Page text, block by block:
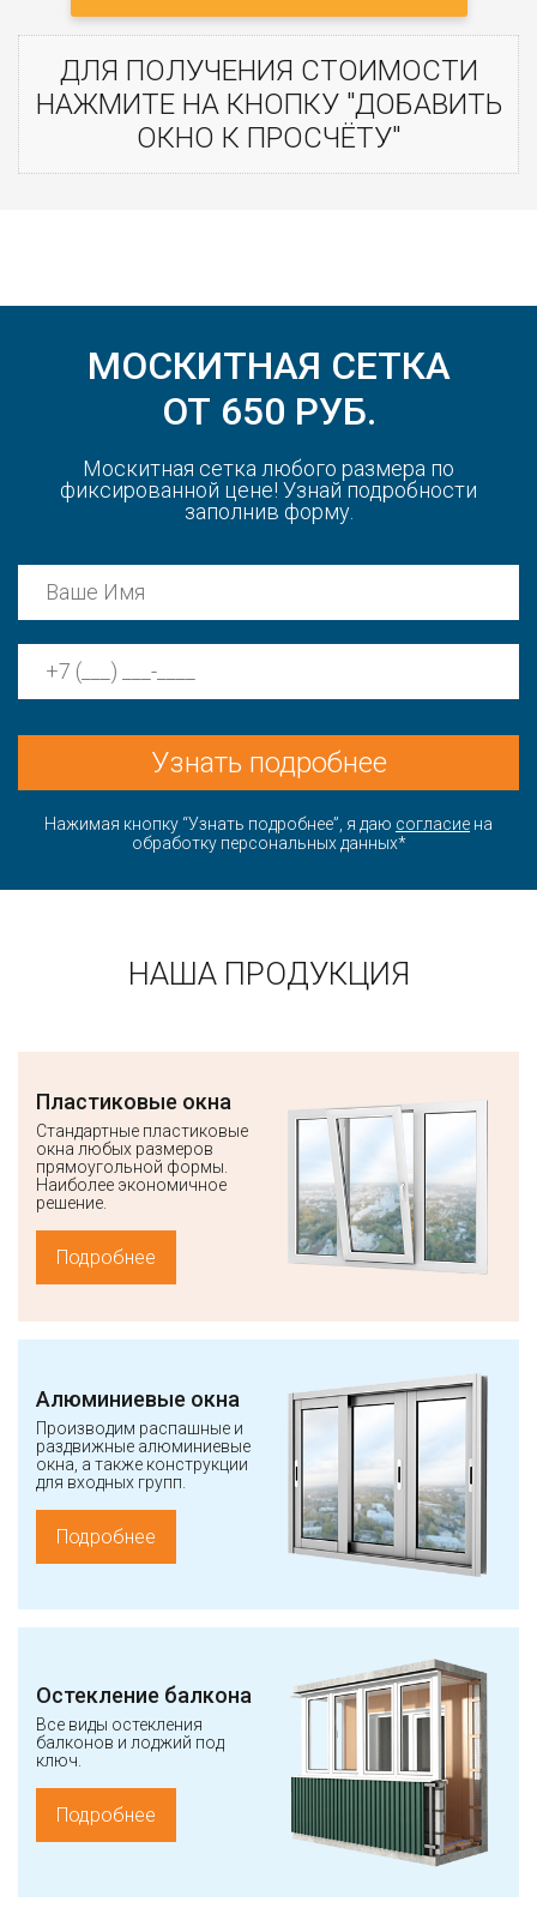
ДЛЯ ПОЛУЧЕНИЯ СТОИМОСТИ
НАЖМИТЕ НА КНОПКУ "ДОБАВИТЬ
ОКНО К ПРОСЧЁТУ"
МОСКИТНАЯ СЕТКА
ОТ 650 РУБ.
Москитная сетка любого размера по
фиксированной цене! Узнай подробности
заполнив форму.
Узнать подробнее
Нажимая кнопку “Узнать подробнее”, я даю согласие на
обработку персональных данных*
НАША ПРОДУКЦИЯ
Пластиковые окна
Стандартные пластиковые
окна любых размеров
прямоугольной формы.
Наиболее экономичное
решение.
Подробнее
Алюминиевые окна
Производим распашные и
раздвижные алюминиевые
окна, а также конструкции
для входных групп.
Подробнее
Остекление балкона
Все виды остекления
балконов и лоджий под
ключ.
Подробнее